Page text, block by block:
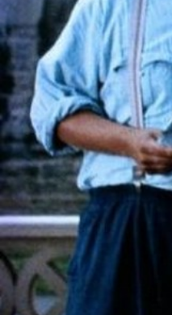
Historique
Studiocanal
européens, la
Canal distribue
Québec.
Studiocanal
américains,
films,